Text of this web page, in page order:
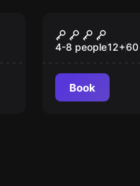
THE
4-8 people12+60
Book